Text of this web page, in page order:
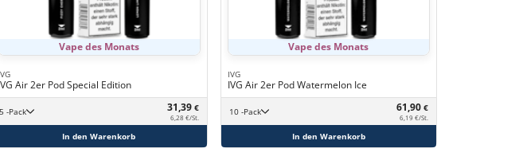
Vape des Monats
Air 2er Pod Special Edition
5 -Pack 31,39 €
6,28 €/St.
In den Warenkorb
Vape des Monats
IVG
IVG Air 2er Pod Watermelon Ice
10 -Pack 61,90 €
6,19 €/St.
In den Warenkorb